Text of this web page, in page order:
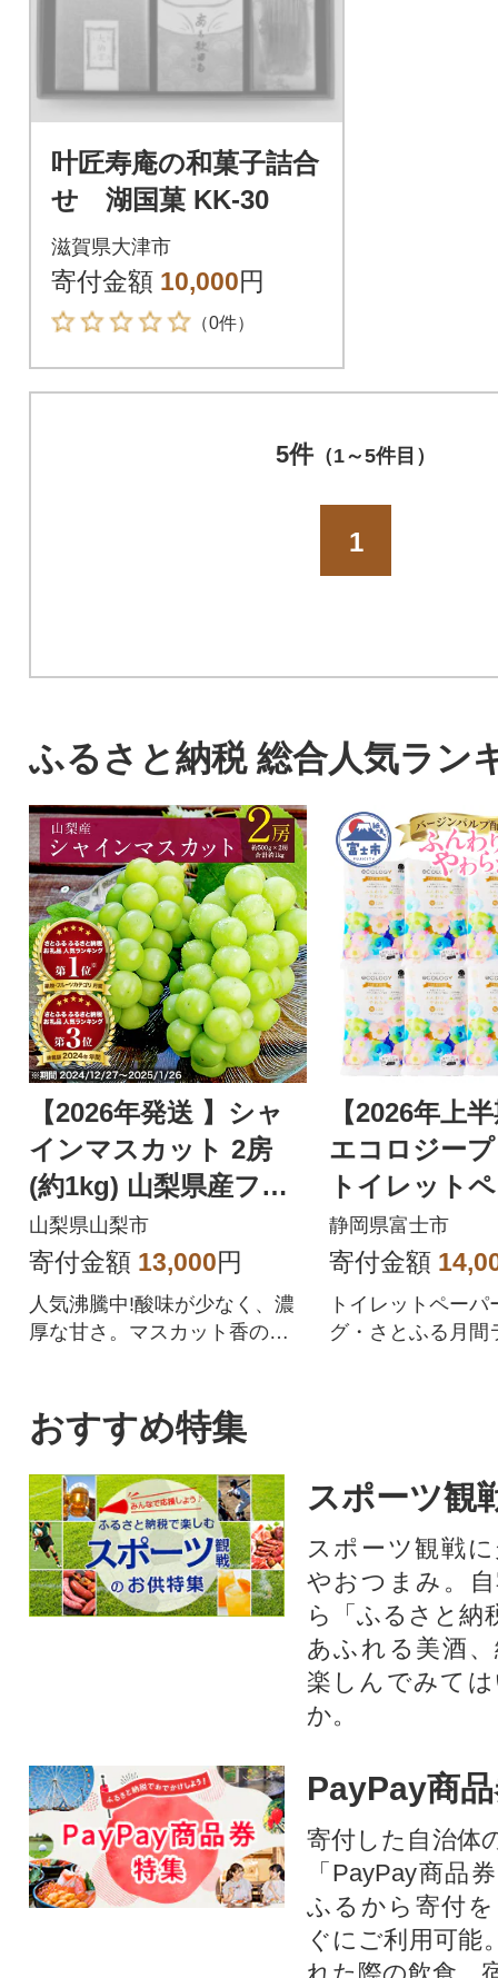
叶匠寿庵の和菓子詰合
せ 湖国菓 KK-30
滋賀県大津市
寄付金額 10,000円
（0件）
5件（1～5件目）
1
ふるさと納税 総合人気ラン
【2026年発送 】シャ
インマスカット 2房
(約1kg) 山梨県産フル
ーツ 人気のぶどう
山梨県山梨市
寄付金額 13,000円
人気沸騰中!酸味が少なく、濃
厚な甘さ。マスカット香の芳
トを中心にぶどうをたくさん
作っている農家が自信を持っ
てお届けします。
【2026年上
エコロジー
トイレット
ダブル 96ロ
品 人気
静岡県富士市
寄付金額
トイレットペーパ
グ・さとふる月間
おすすめ特集
スポーツ観
スポーツ観戦
やおつまみ。
ら「ふるさと納
あふれる美酒
楽しんでみて
か。
PayPay商
寄付した自治体
「PayPay商品
ふるから寄付
ぐにご利用可能